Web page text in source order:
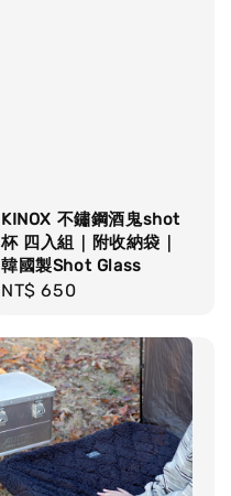
KINOX 不鏽鋼酒鬼shot
杯 四入組｜附收納袋｜
韓國製Shot Glass
Regular
NT$ 650